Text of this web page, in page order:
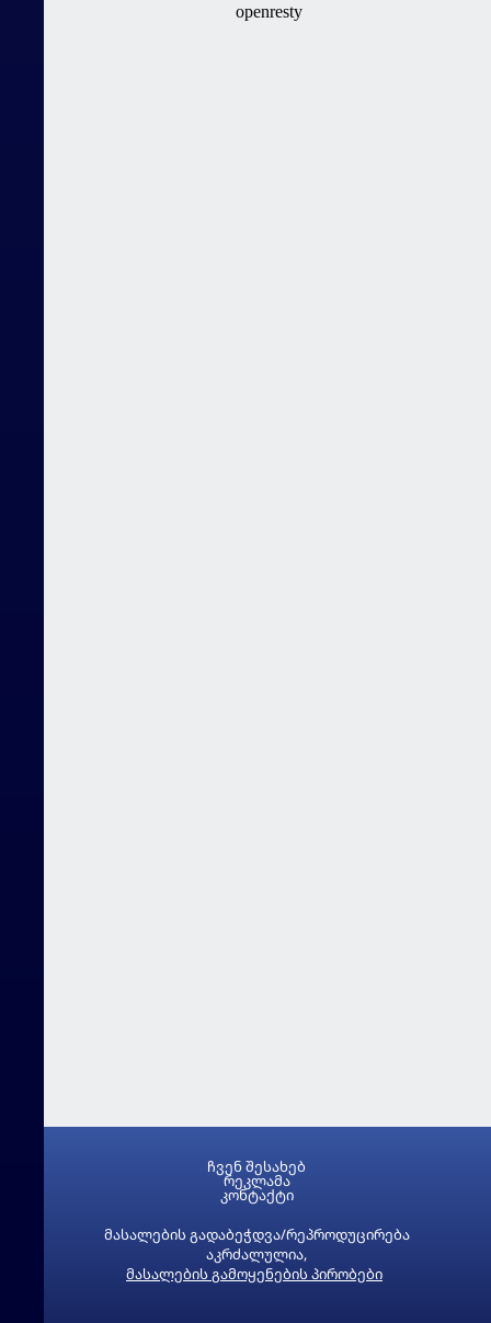
მასალების გადაბეჭდვა/რეპროდუცირება
აკრძალულია,
მასალების გამოყენების პირობები
ჩვენ შესახებ
რეკლამა
კონტაქტი